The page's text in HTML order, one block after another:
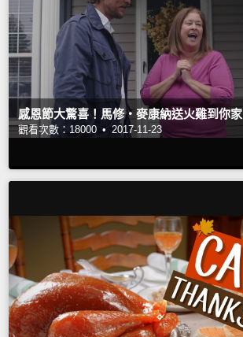
感恩節大驚喜！馬修‧麥康納送火雞到你家
觀看次數：18000 • 2017-11-23